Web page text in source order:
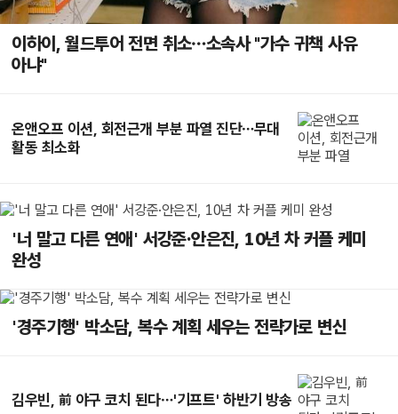
이하이, 월드투어 전면 취소…소속사 "가수 귀책 사유
아냐"
온앤오프 이션, 회전근개 부분 파열 진단…무대
활동 최소화
'너 말고 다른 연애' 서강준·안은진, 10년 차 커플 케미
완성
'경주기행' 박소담, 복수 계획 세우는 전략가로 변신
김우빈, 前 야구 코치 된다…'기프트' 하반기 방송